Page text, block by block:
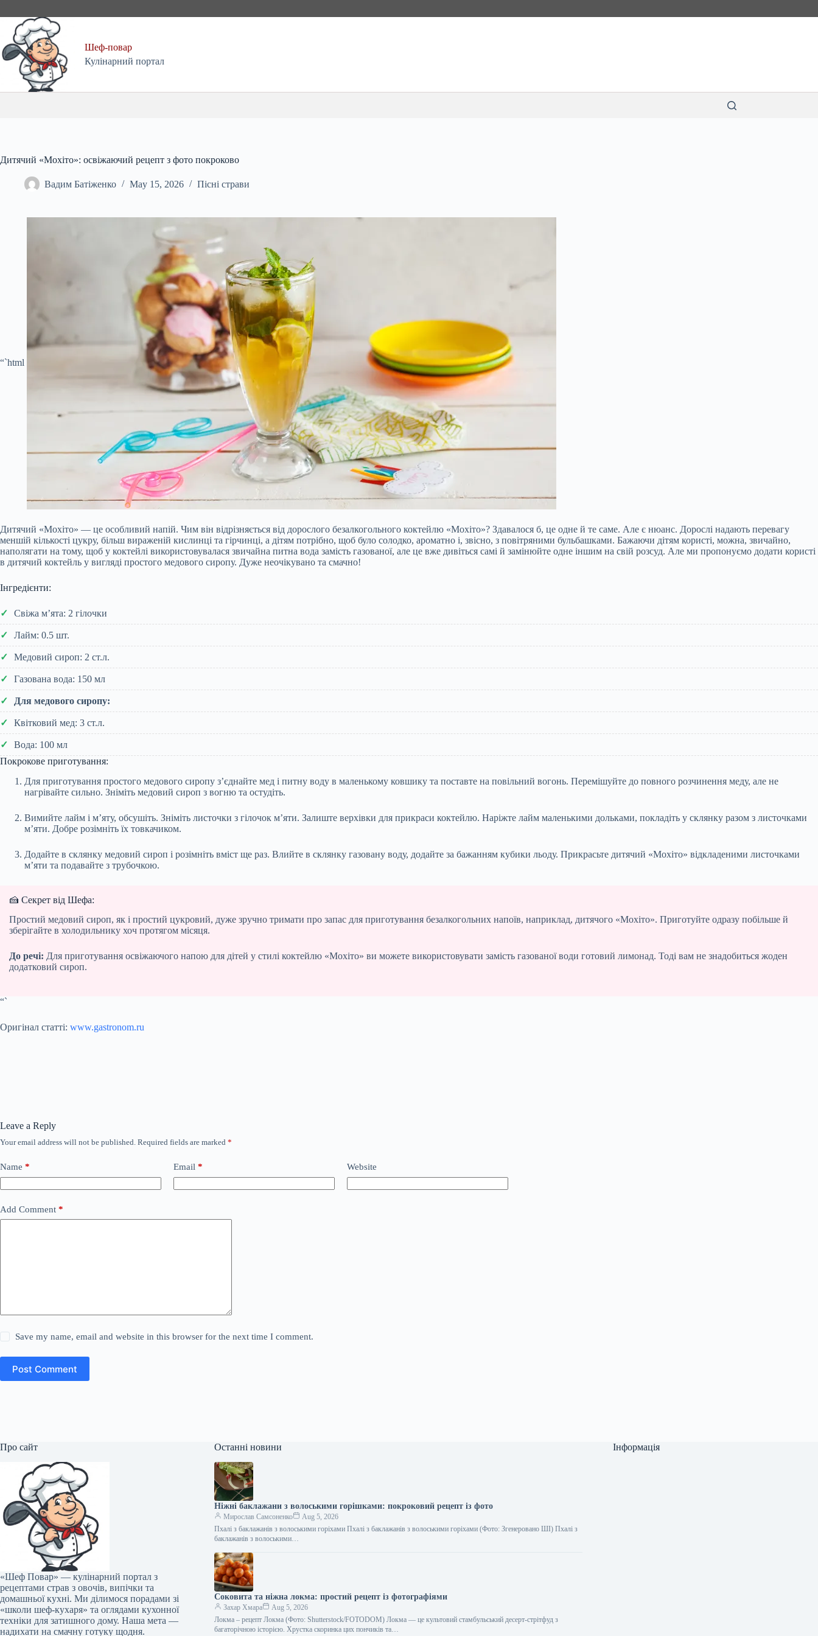
to
content
Шеф-повар
Кулінарний портал
Дитячий «Мохіто»: освіжаючий рецепт з фото покроково
Вадим Батіженко May 15, 2026 Пісні страви
“`html
Дитячий «Мохіто» — це особливий напій. Чим він відрізняється від дорослого безалкогольного коктейлю «Мохіто»? Здавалося б, це одне й те саме. Але є нюанс. Дорослі надають перевагу
меншій кількості цукру, більш вираженій кислинці та гірчинці, а дітям потрібно, щоб було солодко, ароматно і, звісно, з повітряними бульбашками. Бажаючи дітям користі, можна, звичайно,
наполягати на тому, щоб у коктейлі використовувалася звичайна питна вода замість газованої, але це вже дивіться самі й замінюйте одне іншим на свій розсуд. Але ми пропонуємо додати користі
в дитячий коктейль у вигляді простого медового сиропу. Дуже неочікувано та смачно!
Інгредієнти:
Свіжа м’ята: 2 гілочки
Лайм: 0.5 шт.
Медовий сироп: 2 ст.л.
Газована вода: 150 мл
Для медового сиропу:
Квітковий мед: 3 ст.л.
Вода: 100 мл
Покрокове приготування:
Для приготування простого медового сиропу з’єднайте мед і питну воду в маленькому ковшику та поставте на повільний вогонь. Перемішуйте до повного розчинення меду, але не
нагрівайте сильно. Зніміть медовий сироп з вогню та остудіть.
Вимийте лайм і м’яту, обсушіть. Зніміть листочки з гілочок м’яти. Залиште верхівки для прикраси коктейлю. Наріжте лайм маленькими дольками, покладіть у склянку разом з листочками
м’яти. Добре розімніть їх товкачиком.
Додайте в склянку медовий сироп і розімніть вміст ще раз. Влийте в склянку газовану воду, додайте за бажанням кубики льоду. Прикрасьте дитячий «Мохіто» відкладеними листочками
м’яти та подавайте з трубочкою.
🍰 Секрет від Шефа:
Простий медовий сироп, як і простий цукровий, дуже зручно тримати про запас для приготування безалкогольних напоїв, наприклад, дитячого «Мохіто». Приготуйте одразу побільше й
зберігайте в холодильнику хоч протягом місяця.
До речі: Для приготування освіжаючого напою для дітей у стилі коктейлю «Мохіто» ви можете використовувати замість газованої води готовий лимонад. Тоді вам не знадобиться жоден
додатковий сироп.
“`
Оригінал статті: www.gastronom.ru
Leave a Reply
Your email address will not be published. Required fields are marked *
Name * Email * Website
Add Comment *
Save my name, email and website in this browser for the next time I comment.
Post Comment
Про сайт
«Шеф Повар» — кулінарний портал з
рецептами страв з овочів, випічки та
домашньої кухні. Ми ділимося порадами зі
«школи шеф-кухаря» та оглядами кухонної
техніки для затишного дому. Наша мета —
надихати на смачну готуку щодня.
Останні новини
Ніжні баклажани з волоськими горішками: покроковий рецепт із фото
Мирослав Самсоненко
Aug 5, 2026
Пхалі з баклажанів з волоськими горіхами Пхалі з баклажанів з волоськими горіхами (Фото: Згенеровано ШІ) Пхалі з
баклажанів з волоськими…
Соковита та ніжна локма: простий рецепт із фотографіями
Захар Хмара
Aug 5, 2026
Локма – рецепт Локма (Фото: Shutterstock/FOTODOM) Локма — це культовий стамбульський десерт-стрітфуд з
багаторічною історією. Хрустка скоринка цих пончиків та…
Інформація